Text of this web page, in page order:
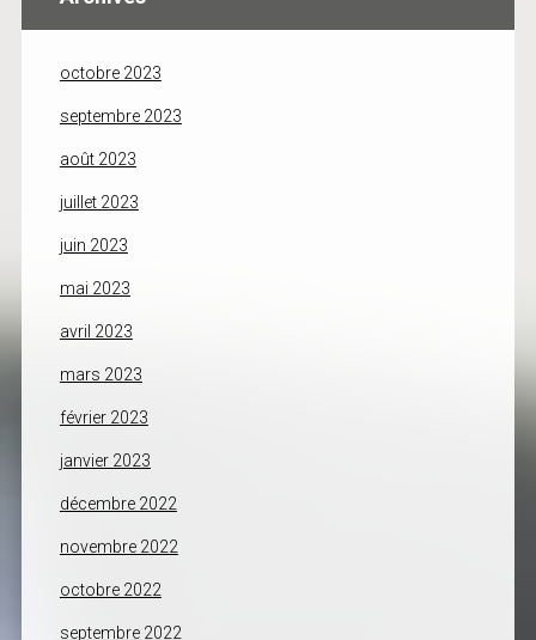
octobre 2023
septembre 2023
août 2023
juillet 2023
juin 2023
mai 2023
avril 2023
mars 2023
février 2023
janvier 2023
décembre 2022
novembre 2022
octobre 2022
septembre 2022